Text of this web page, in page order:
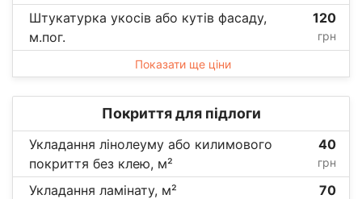
Штукатурка укосів або кутів фасаду,
м.пог.
120
грн
Показати ще ціни
Покриття для підлоги
Укладання лінолеуму або килимового
покриття без клею, м²
40
грн
Укладання ламінату, м² 70